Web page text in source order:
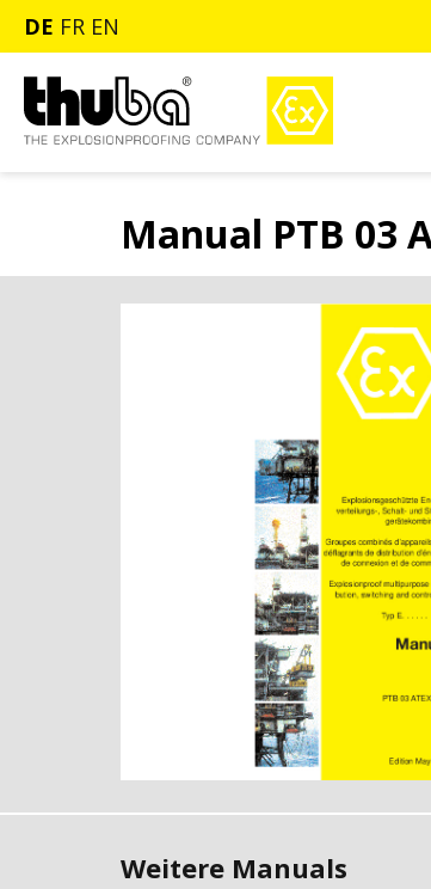
DE FR EN
Manual PTB 03
Weitere Manuals